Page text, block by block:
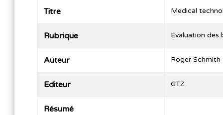
Titre Medical
Rubrique Evaluation des
Auteur Roger Schmith
Editeur GTZ
Résumé